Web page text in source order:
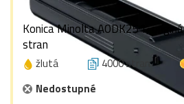
Konica Minolta A0DK251,
stran
žlutá 4000 stran
Nedostupné